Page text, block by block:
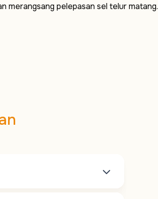
merangsang pelepasan sel telur matang.